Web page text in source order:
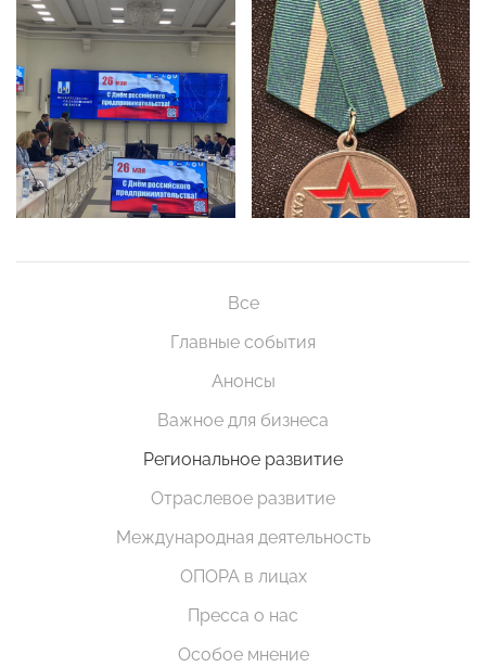
Все
Главные события
Анонсы
Важное для бизнеса
Региональное развитие
Отраслевое развитие
Международная деятельность
ОПОРА в лицах
Пресса о нас
Особое мнение